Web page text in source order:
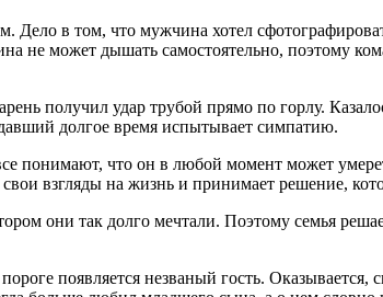
Дело в том, что мужчина хотел
не может дышать самостоятельно, поэтому
получил удар трубой прямо по горлу.
долгое время испытывает симпатию.
понимают, что он в любой момент может
взгляды на жизнь и принимает решение,
они так долго мечтали. Поэтому семья
появляется незваный гость. Оказывается,